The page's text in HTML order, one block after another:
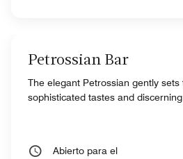
Petrossian Bar
The elegant Petrossian gently
sophisticated tastes and
Abierto para el